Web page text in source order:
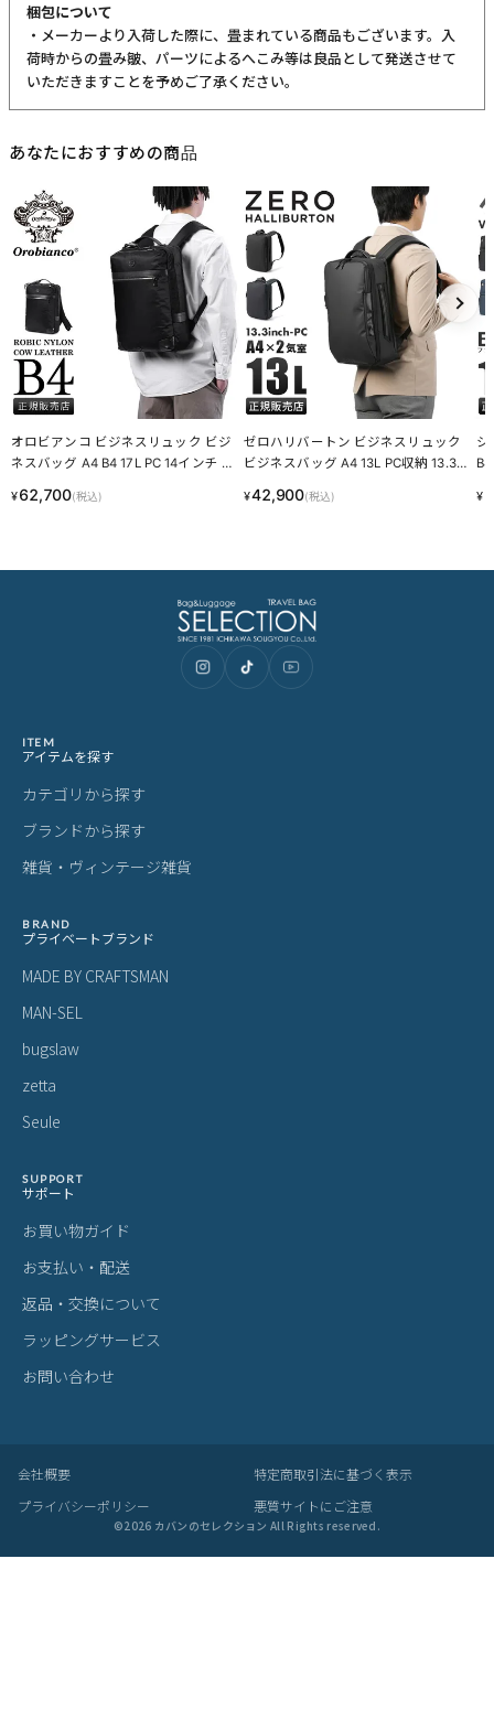
梱包について
・メーカーより入荷した際に、畳まれている商品もございます。入
荷時からの畳み皺、パーツによるへこみ等は良品として発送させて
いただきますことを予めご了承ください。
あなたにおすすめの商品
オロビアンコ ビジネスリュック ビジ
ネスバッグ A4 B4 17L PC 14インチ Or
¥62,700(税込)
ゼロハリバートン ビジネスリュック
ビジネスバッグ A4 13L PC収納 13.3イ
4
¥42,900(税込)
シ
¥
ITEM
アイテムを探す
カテゴリから探す
ブランドから探す
雑貨・ヴィンテージ雑貨
BRAND
プライベートブランド
MADE BY CRAFTSMAN
MAN-SEL
bugslaw
zetta
Seule
SUPPORT
サポート
お買い物ガイド
お支払い・配送
返品・交換について
ラッピングサービス
お問い合わせ
会社概要
特定商取引法に基づく表示
プライバシーポリシー
悪質サイトにご注意
©2026 カバンのセレクション All Rights reserved.